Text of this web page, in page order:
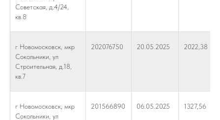
Советская, д.4/24,
кв.8
г Новомосковск, мкр
Сокольники, ул
Строительная, д.18,
кв.7
202076750 20.05.2025 2022,38
г Новомосковск, мкр
Сокольники, ул
201566890 06.05.2025 1327,56